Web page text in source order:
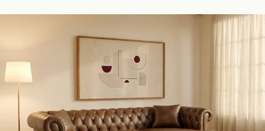
ne ou le coton pour équilibrer la sensation tactile et don
ner une touche de chaleur à votre espace de vie. N'hésite
z pas à jouer avec les motifs et les couleurs pour person
naliser davantage votre intérieur. En conclusion, les can
apés en microfibre représentent l'alliance parfaite entre
confort, esthétique moderne et praticité. Explorez notre
collection exclusive pour trouver le canapé en microfibr
e qui ajoutera une touche de raffinement à votre espace
de vie.